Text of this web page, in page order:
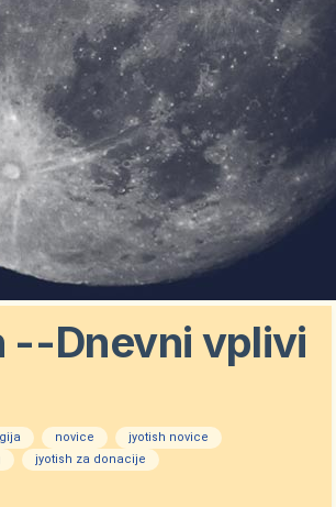
--Dnevni vplivi
novice
jyotish novice
jyotish za donacije